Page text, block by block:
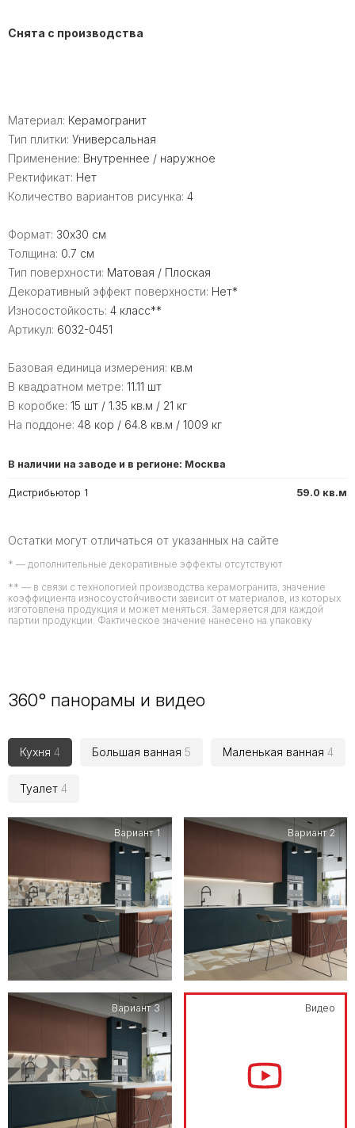
Снята с производства
Материал: Керамогранит
Тип плитки: Универсальная
Применение: Внутреннее / наружное
Ректификат: Нет
Количество вариантов рисунка: 4
Формат: 30x30 см
Толщина: 0.7 см
Тип поверхности: Матовая / Плоская
Декоративный эффект поверхности: Нет*
Износостойкость: 4 класс**
Артикул: 6032-0451
Базовая единица измерения: кв.м
В квадратном метре: 11.11 шт
В коробке: 15 шт / 1.35 кв.м / 21 кг
На поддоне: 48 кор / 64.8 кв.м / 1009 кг
В наличии на заводе и в регионе: Москва
Дистрибьютор 1 59.0 кв.м
Остатки могут отличаться от указанных на сайте
* — дополнительные декоративные эффекты отсутствуют
** — в связи с технологией производства керамогранита, значение
коэффициента износоустойчивости зависит от материалов, из которых
изготовлена продукция и может меняться. Замеряется для каждой
партии продукции. Фактическое значение нанесено на упаковку
360° панорамы и видео
Кухня 4 Большая ванная 5 Маленькая ванная 4
Туалет 4
Вариант 1 Вариант 2
Вариант 3 Видео